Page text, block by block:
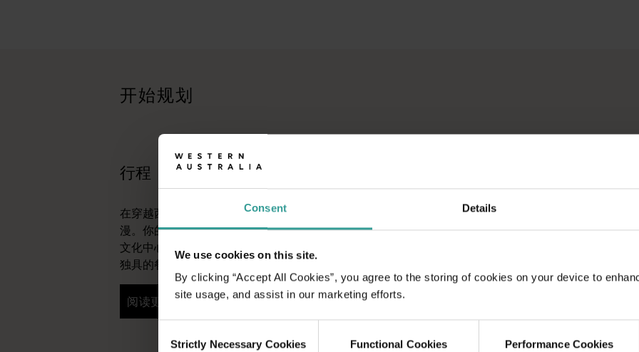
Consent Details
We use cookies on this site.
By clicking “Accept All Cookies”, you agree to the storing of cookies on your device to
site usage, and assist in our marketing efforts.
Selection
Strictly Necessary Cookies Functional Cookies Performance Cookies
<p>准备好探索了？请看看这些来自西澳大利亚州各地的冒险之旅。你可以按地点和体验进行筛选，找到你感兴趣的故事，它
开始规划
行程
在穿越西澳大利亚迷人风景的史诗级旅途中体验公路自驾的浪
漫。你的行程可以从澳大利亚阳光最充足的首府城市和繁荣的
文化中心——珀斯 (Perth) 开始。这座城市的自然景点和匠心
独具的餐饮场所将为你的旅行奉上田园诗般的开篇。
阅读更多
阅读更多